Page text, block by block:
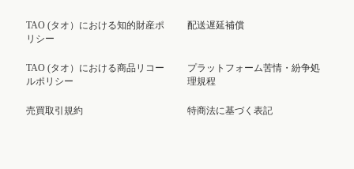
TAO (タオ）における知的財産ポ
リシー
TAO (タオ）における商品リコー
ルポリシー
売買取引規約
配送遅延補償
プラットフォーム苦情・紛争処
理規程
特商法に基づく表記